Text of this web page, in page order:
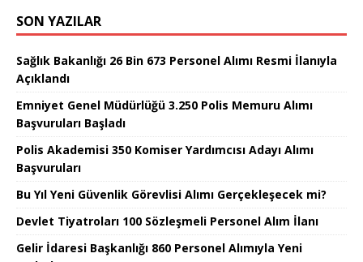
SON YAZILAR
Sağlık Bakanlığı 26 Bin 673 Personel Alımı Resmi İlanıyla
Açıklandı
Emniyet Genel Müdürlüğü 3.250 Polis Memuru Alımı
Başvuruları Başladı
Polis Akademisi 350 Komiser Yardımcısı Adayı Alımı
Başvuruları
Bu Yıl Yeni Güvenlik Görevlisi Alımı Gerçekleşecek mi?
Devlet Tiyatroları 100 Sözleşmeli Personel Alım İlanı
Gelir İdaresi Başkanlığı 860 Personel Alımıyla Yeni